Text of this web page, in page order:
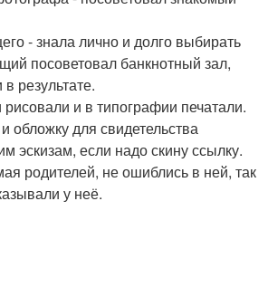
- знала лично и долго выбирать
посоветовал банкнотный зал,
результате.
и в типографии печатали.
обложку для свидетельства
эскизам, если надо скину ссылку.
родителей, не ошиблись в ней, так
у неё.